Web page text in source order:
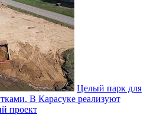
Целый парк для
В Карасуке реализуют
проект